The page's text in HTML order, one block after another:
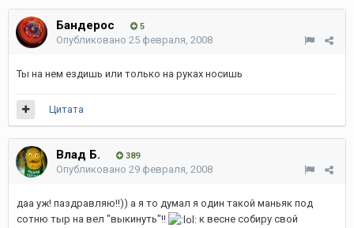
Бандерос 5
Опубликовано 25 февраля, 2008
Ты на нем ездишь или только на руках носишь
Цитата
Влад Б. 389
Опубликовано 29 февраля, 2008
даа уж! паздравляю!!)) а я то думал я один такой маньяк под
сотню тыр на вел "выкинуть"!!
к весне собиру свой